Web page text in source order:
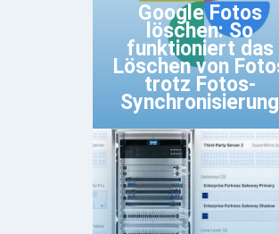
Google Fotos
löschen: So
funktioniert das
Löschen von
trotz Fotos-
Synchronisierung